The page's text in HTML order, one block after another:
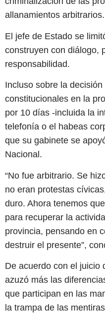
allanamientos arbitrarios.
El jefe de Estado se
construyen con diálogo,
responsabilidad.
Incluso sobre la
constitucionales en la
por 10 días -incluida la
telefonía o el habeas
que su gabinete se
Nacional.
“No fue arbitrario. Se
no eran protestas
duro. Ahora tenemos
para recuperar la
provincia, pensando en
destruir el presente”,
De acuerdo con el juicio
azuzó más las
que participan en las
la trampa de las